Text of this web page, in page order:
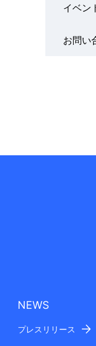
イベン
お問い
NEWS
プレスリリース